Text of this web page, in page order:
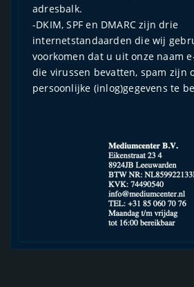
adresbalk.
-DKIM, SPF en DMARC zijn drie
internetstandaarden die wij
voorkomen dat u uit onze naam
die virussen bevatten, spam zijn
persoonlijke (inlog)gegevens te